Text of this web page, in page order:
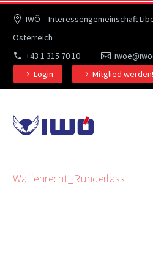
IWÖ – Interessengemeinschaft
Österreich
+43 1 315 70 10
Login
Mitglied werden!
Waffenrecht_Runderlass